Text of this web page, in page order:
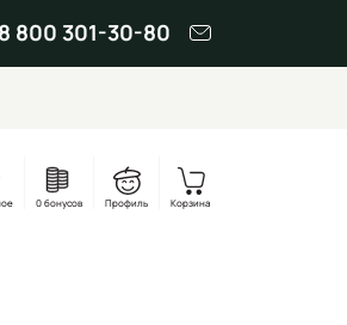
8 800 301-30-80
0 бонусов Профиль Корзина